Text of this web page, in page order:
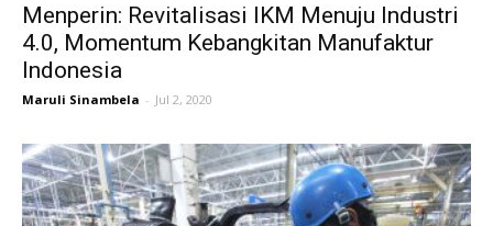
Menperin: Revitalisasi IKM Menuju Industri
4.0, Momentum Kebangkitan Manufaktur
Indonesia
Maruli Sinambela - Jul 2, 2020